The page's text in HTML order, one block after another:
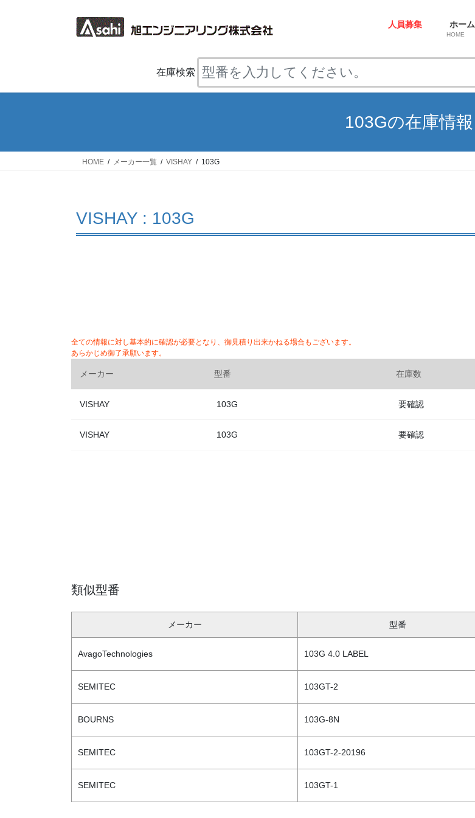
ス
ン
人員募集 ホーム
HOME
在庫検索
103Gの在庫情報
HOME メーカー一覧 VISHAY 103G
VISHAY : 103G
全ての情報に対し基本的に確認が必要となり、御見積り出来かねる場合もございます。
あらかじめ御了承願います。
メーカー 型番 在庫数
VISHAY 103G 要確認
VISHAY 103G 要確認
類似型番
メーカー 型番
AvagoTechnologies 103G 4.0 LABEL
SEMITEC 103GT-2
BOURNS 103G-8N
SEMITEC 103GT-2-20196
SEMITEC 103GT-1